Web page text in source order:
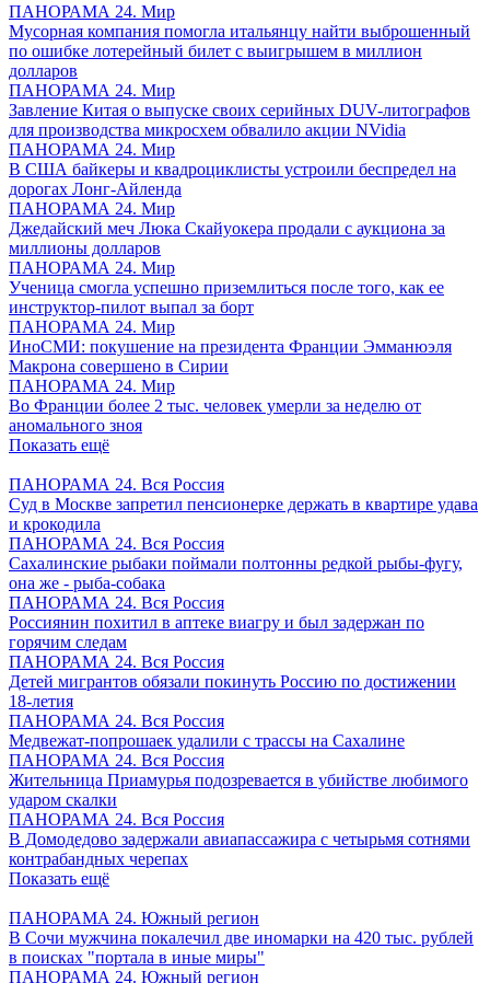
ПАНОРАМА 24. Мир
Мусорная компания помогла итальянцу найти выброшенный
по ошибке лотерейный билет с выигрышем в миллион
долларов
ПАНОРАМА 24. Мир
Завление Китая о выпуске своих серийных DUV-литографов
для производства микросхем обвалило акции NVidia
ПАНОРАМА 24. Мир
В США байкеры и квадроциклисты устроили беспредел на
дорогах Лонг-Айленда
ПАНОРАМА 24. Мир
Джедайский меч Люка Скайуокера продали с аукциона за
миллионы долларов
ПАНОРАМА 24. Мир
Ученица смогла успешно приземлиться после того, как ее
инструктор-пилот выпал за борт
ПАНОРАМА 24. Мир
ИноСМИ: покушение на президента Франции Эмманюэля
Макрона совершено в Сирии
ПАНОРАМА 24. Мир
Во Франции более 2 тыс. человек умерли за неделю от
аномального зноя
Показать ещё
ПАНОРАМА 24. Вся Россия
Суд в Москве запретил пенсионерке держать в квартире удава
и крокодила
ПАНОРАМА 24. Вся Россия
Сахалинские рыбаки поймали полтонны редкой рыбы-фугу,
она же - рыба-собака
ПАНОРАМА 24. Вся Россия
Россиянин похитил в аптеке виагру и был задержан по
горячим следам
ПАНОРАМА 24. Вся Россия
Детей мигрантов обязали покинуть Россию по достижении
18-летия
ПАНОРАМА 24. Вся Россия
Медвежат-попрошаек удалили с трассы на Сахалине
ПАНОРАМА 24. Вся Россия
Жительница Приамурья подозревается в убийстве любимого
ударом скалки
ПАНОРАМА 24. Вся Россия
В Домодедово задержали авиапассажира с четырьмя сотнями
контрабандных черепах
Показать ещё
ПАНОРАМА 24. Южный регион
В Сочи мужчина покалечил две иномарки на 420 тыс. рублей
в поисках "портала в иные миры"
ПАНОРАМА 24. Южный регион